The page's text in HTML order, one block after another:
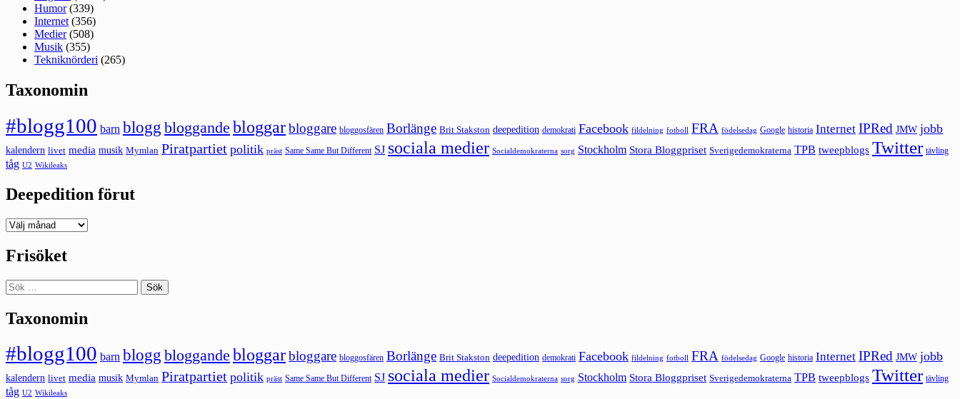
Humor(339)
Internet (356)
Medier(508)
Musik (355)
Tekniknörderi (265)
Taxonomin
#blogg100 barn blogg bloggande bloggarbloggare bloggosfären Borlänge Brit Stakston deepedition demokrati Facebook fildelning fotboll FRA födelsedag Google historia Internet IPRed JMW jobb
kalendern livet media musik Mymlan Piratpartiet politik präst Same Same But Different SJ sociala medier Socialdemokraterna sorg Stockholm Stora Bloggpriset Sverigedemokraterna TPB tweepblogs Twitter tävling
tåg U2 Wikileaks
Deepedition förut
Deepedition
Frisöket
Sök
efter:
Taxonomin
#blogg100 barn blogg bloggande bloggarbloggare bloggosfären Borlänge Brit Stakston deepedition demokrati Facebook fildelning fotboll FRA födelsedag Google historia Internet IPRed JMW jobb
kalendern livet media musik Mymlan Piratpartiet politik präst Same Same But Different SJ sociala medier Socialdemokraterna sorg Stockholm Stora Bloggpriset Sverigedemokraterna TPB tweepblogs Twitter tävling
tåg U2 Wikileaks